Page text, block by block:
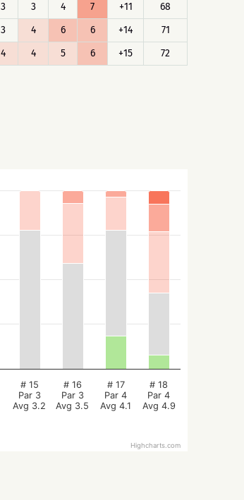
3 3 4 7 +11
68
3 4 6 6 +14
71
4 4 5 6 +15 72
# 15
Par 3
Avg 3.2
# 16
Par 3
Avg 3.5
# 17
Par 4
Avg 4.1
# 18
Par 4
Avg 4.9
Highcharts.com